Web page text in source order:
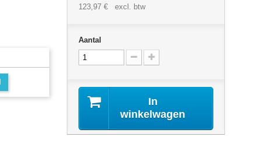
123,97 € excl. btw
Aantal
In
winkelwagen